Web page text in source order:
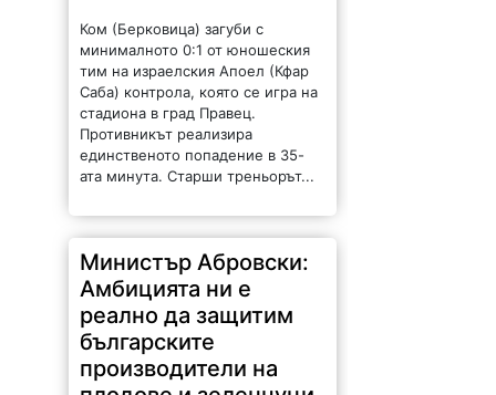
Ком (Берковица) загуби с
минималното 0:1 от юношеския
тим на израелския Апоел (Кфар
Саба) контрола, която се игра на
стадиона в град Правец.
Противникът реализира
единственото попадение в 35-
ата минута. Старши треньорът...
Министър Абровски:
Амбицията ни е
реално да защитим
българските
производители на